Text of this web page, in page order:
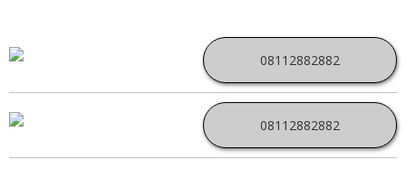
08112882882
08112882882